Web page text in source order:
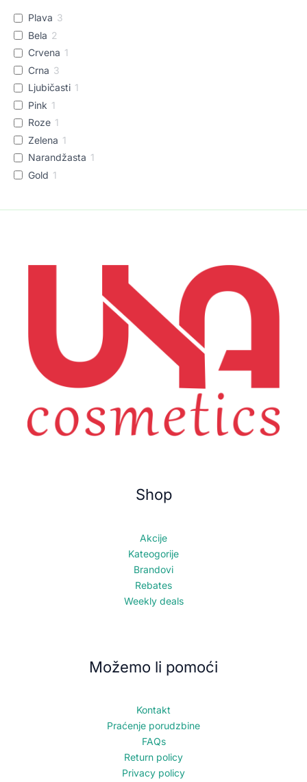
Plava 3
Bela 2
Crvena 1
Crna 3
Ljubičasti 1
Pink 1
Roze 1
Zelena 1
Narandžasta 1
Gold 1
Shop
Akcije
Kateogorije
Brandovi
Rebates
Weekly deals
Možemo li pomoći
Kontakt
Praćenje porudzbine
FAQs
Return policy
Privacy policy